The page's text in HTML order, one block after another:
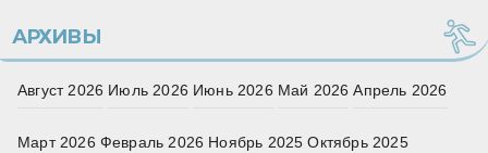
АРХИВЫ
Август 2026 Июль 2026 Июнь 2026 Май 2026 Апрель 2026
Март 2026 Февраль 2026 Ноябрь 2025 Октябрь 2025